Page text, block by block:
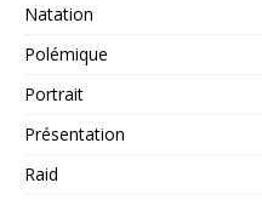
Natation
Polémique
Portrait
Présentation
Raid